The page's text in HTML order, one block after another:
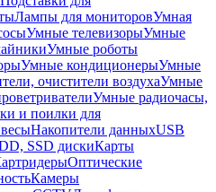
Лампы для мониторовУмная
Умные телевизорыУмные
Умные роботы
Умные кондиционерыУмные
очистители воздухаУмные
Умные радиочасы,
и поилки для
Накопители данныхUSB
SSD дискиКарты
Оптические
Камеры